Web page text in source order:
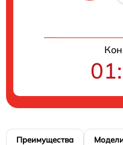
Преимущества